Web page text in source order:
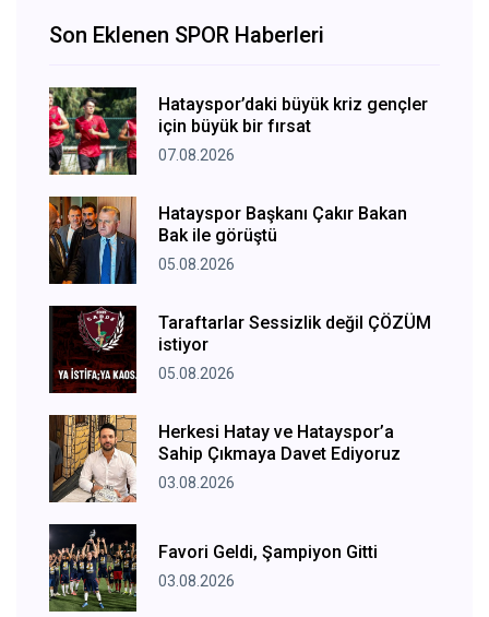
Son Eklenen SPOR Haberleri
Hatayspor’daki büyük kriz gençler
için büyük bir fırsat
07.08.2026
Hatayspor Başkanı Çakır Bakan
Bak ile görüştü
05.08.2026
Taraftarlar Sessizlik değil ÇÖZÜM
istiyor
05.08.2026
Herkesi Hatay ve Hatayspor’a
Sahip Çıkmaya Davet Ediyoruz
03.08.2026
Favori Geldi, Şampiyon Gitti
03.08.2026